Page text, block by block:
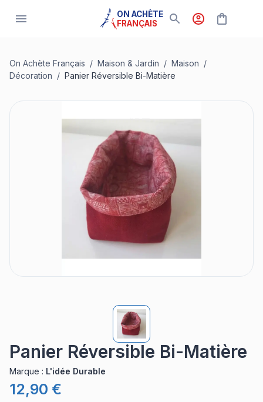
ON ACHÈTE
FRANÇAIS
On Achète Français / Maison & Jardin / Maison /
Décoration / Panier Réversible Bi-Matière
Panier Réversible Bi-Matière
Marque : L'idée Durable
12,90 €